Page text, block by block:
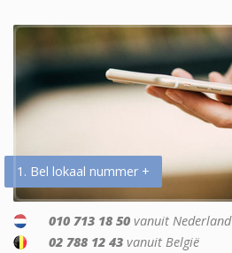
1. Bel lokaal nummer +
010 713 18 50 vanuit Nederland
02 788 12 43 vanuit België